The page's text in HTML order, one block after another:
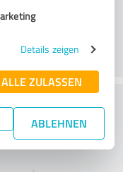
Details zeigen
ALLE ZULASSEN
ABLEHNEN
price to